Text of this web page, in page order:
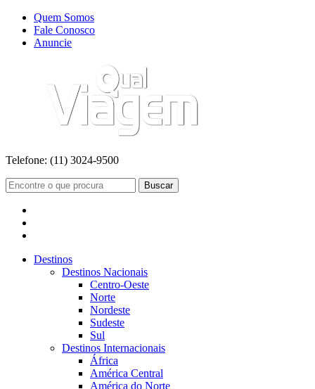
Quem Somos
Fale Conosco
Anuncie
Telefone: (11) 3024-9500
Buscar
Destinos
Destinos Nacionais
Centro-Oeste
Norte
Nordeste
Sudeste
Sul
Destinos Internacionais
África
América Central
América do Norte